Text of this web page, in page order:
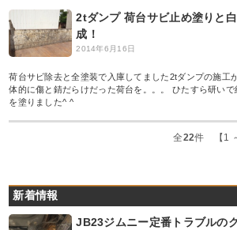
2tダンプ 荷台サビ止め塗りと
成！
2014年6月16日
荷台サビ除去と全塗装で入庫してました2tダンプの施工
体的に傷と錆だらけだった荷台を。。。 ひたすら研い
を塗りました^ ^
全22件 【1
新着情報
JB23ジムニー定番トラブルの